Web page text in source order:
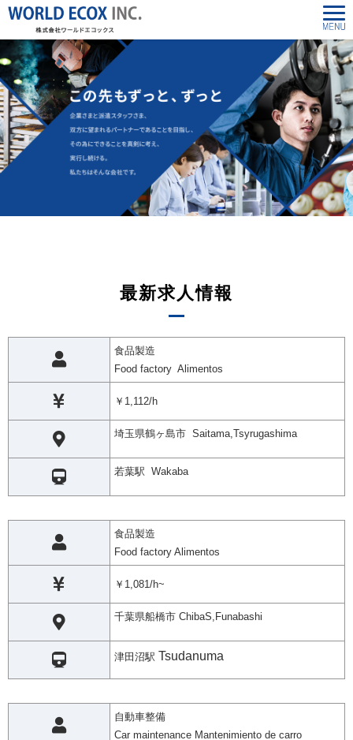
最新求人情報
食品製造
Food factory Alimentos
￥1,112/h
埼玉県鶴ヶ島市 Saitama,Tsyrugashima
若葉駅 Wakaba
食品製造
Food factory Alimentos
￥1,081/h~
千葉県船橋市 ChibaS,Funabashi
津田沼駅 Tsudanuma
自動車整備
Car maintenance Mantenimiento de carro